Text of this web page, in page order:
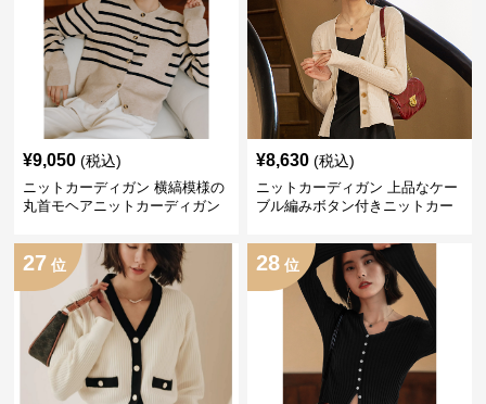
¥9,050 (税込)
ニットカーディガン 横縞模様の
丸首モヘアニットカーディガン
¥8,630 (税込)
ニットカーディガン 上品なケー
ブル編みボタン付きニットカー
27 位 28 位